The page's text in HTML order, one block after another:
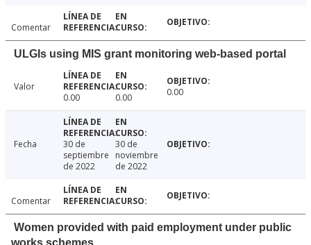
Comentar
ULGIs using MIS grant monitoring web-based portal
Valor
0.00
0.00 0.00
Fecha
30 de
septiembre
de 2022
30 de
noviembre
de 2022
Comentar
Women provided with paid employment under public